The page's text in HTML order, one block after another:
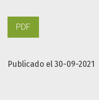
Publicado el 30-09-2021
PDF